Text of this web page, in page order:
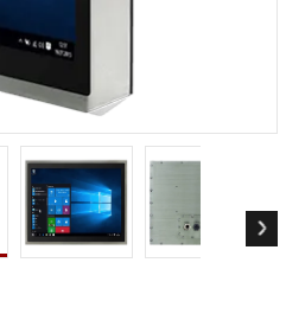
급 내구성형 핸드헬드
급 패널 PC
엣
엣
엣